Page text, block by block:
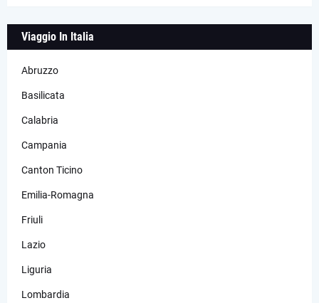
Viaggio In Italia
Abruzzo
Basilicata
Calabria
Campania
Canton Ticino
Emilia-Romagna
Friuli
Lazio
Liguria
Lombardia